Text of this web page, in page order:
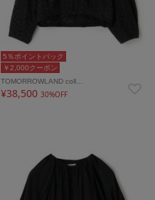
￥2,000クーポン
5％ポイントバック
TOMORROWLAND coll…
¥38,500 30%OFF